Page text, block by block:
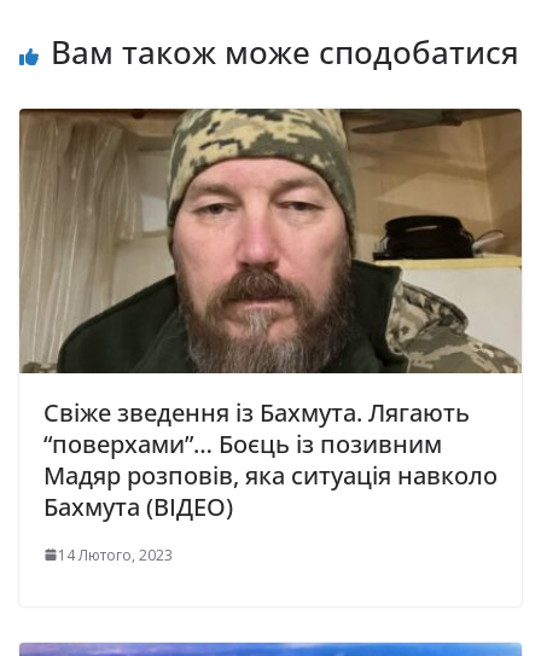
Вам також може сподобатися
Свіже зведення із Бахмута. Лягають
“поверхами”… Боєць із позивним
Мадяр розповів, яка ситуація навколо
Бахмута (ВІДЕО)
14 Лютого, 2023